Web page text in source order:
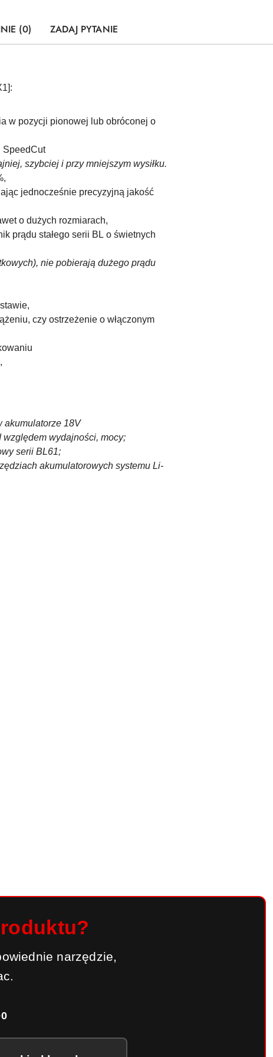
(0) ZADAJ PYTANIE
w pozycji pionowej lub obróconej o
SpeedCut
szybciej i przy mniejszym wysiłku.
jednocześnie precyzyjną jakość
o dużych rozmiarach,
prądu stałego serii BL o świetnych
nie pobierają dużego prądu
czy ostrzeżenie o włączonym
akumulatorze 18V
wydajności, mocy;
serii BL61;
akumulatorowych systemu Li-
narzędzie,